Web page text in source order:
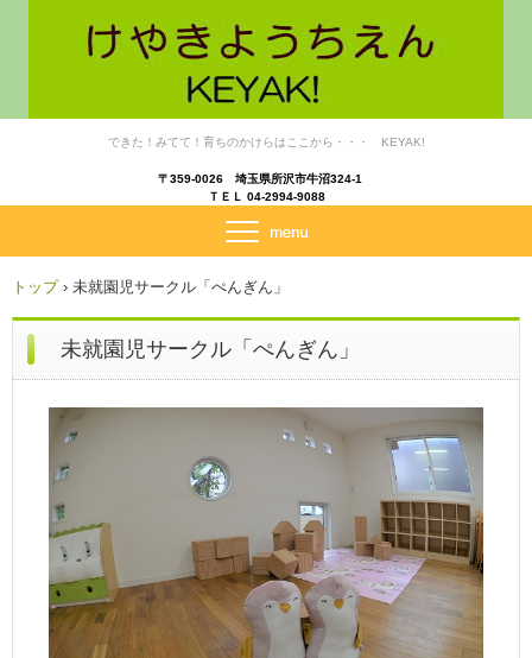
できた！みてて！育ちのかけらはここから・・・ KEYAK!
〒359-0026 埼玉県所沢市牛沼324-1
ＴＥＬ 04-2994-9088
トップ › 未就園児サークル「ぺんぎん」
未就園児サークル「ぺんぎん」